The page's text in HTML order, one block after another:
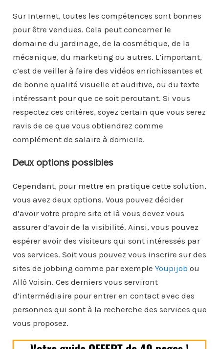
Sur Internet, toutes les compétences sont bonnes
pour être vendues. Cela peut concerner le
domaine du jardinage, de la cosmétique, de la
mécanique, du marketing ou autres. L’important,
c’est de veiller à faire des vidéos enrichissantes et
de bonne qualité visuelle et auditive, ou du texte
intéressant pour que ce soit percutant. Si vous
respectez ces critères, soyez certain que vous serez
ravis de ce que vous obtiendrez comme
complément de salaire à domicile.
Deux options possibles
Cependant, pour mettre en pratique cette solution,
vous avez deux options. Vous pouvez décider
d’avoir votre propre site et là vous devez vous
assurer d’avoir de la visibilité. Ainsi, vous pouvez
espérer avoir des visiteurs qui sont intéressés par
vos services. Soit vous pouvez vous inscrire sur des
sites de jobbing comme par exemple Youpijob ou
Allô Voisin. Ces derniers vous serviront
d’intermédiaire pour entrer en contact avec des
personnes qui sont à la recherche des services que
vous proposez.